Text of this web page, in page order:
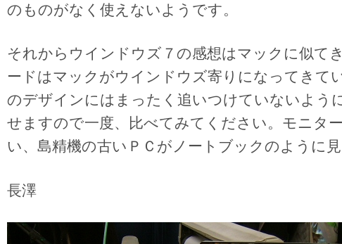
のものがなく使えないようです。
それからウインドウズ７の感想はマックに似て
ードはマックがウインドウズ寄りになってきて
のデザインにはまったく追いつけていないよう
せますので一度、比べてみてください。モニタ
い、島精機の古いＰＣがノートブックのように見
長澤